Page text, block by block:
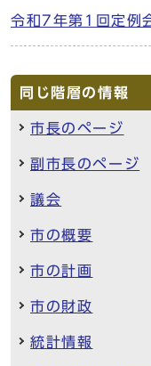
令和7年第1回定例
同じ階層の情報
市長のページ
副市長のページ
議会
市の概要
市の計画
市の財政
統計情報